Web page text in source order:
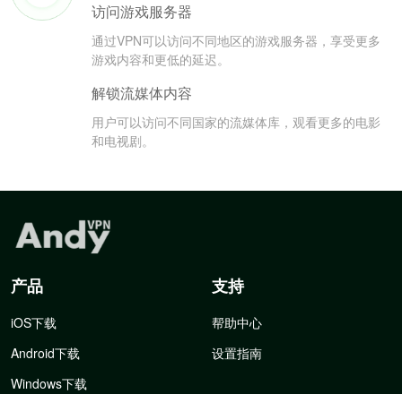
访问游戏服务器
通过VPN可以访问不同地区的游戏服务器，享受更多
游戏内容和更低的延迟。
解锁流媒体内容
用户可以访问不同国家的流媒体库，观看更多的电影
和电视剧。
产品
iOS下载
Android下载
Windows下载
支持
帮助中心
设置指南